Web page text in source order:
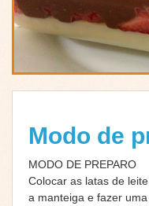
Modo de
MODO DE PREPARO
Colocar as latas de
a manteiga e fazer